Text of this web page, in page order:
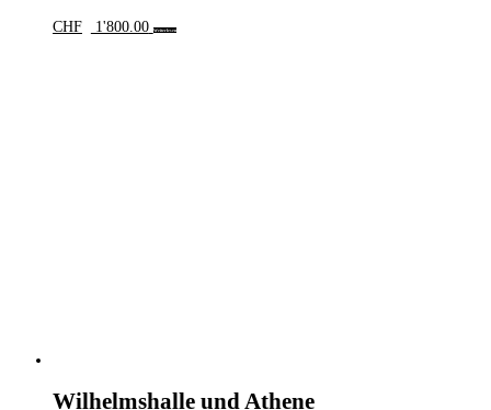
CHF 1'800.00 Weiterlesen
Wilhelmshalle und Athene